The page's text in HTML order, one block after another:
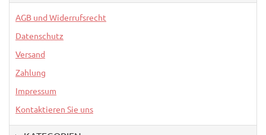
AGB und Widerrufsrecht
Datenschutz
Versand
Zahlung
Impressum
Kontaktieren Sie uns